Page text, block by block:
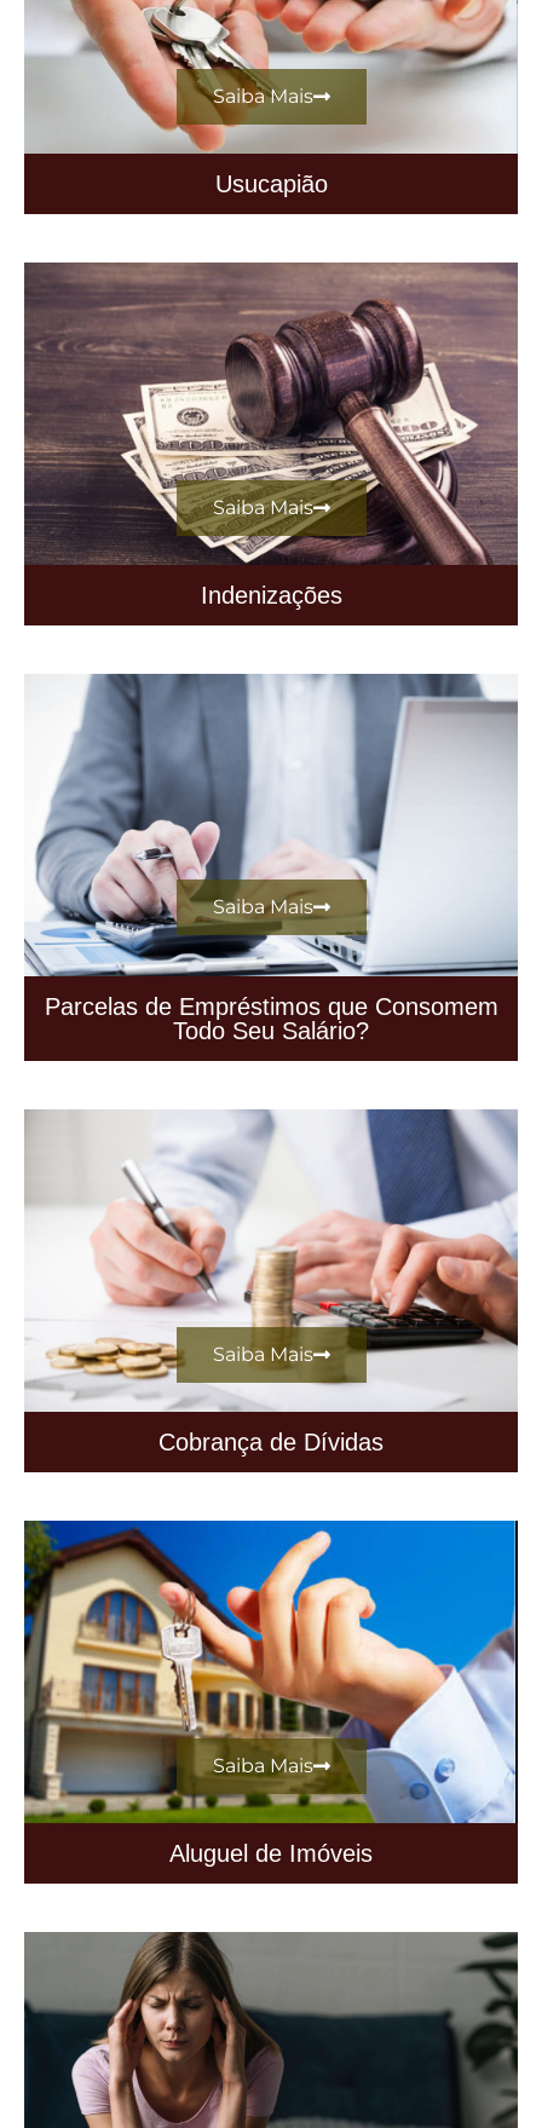
Usucapião
Saiba Mais
Indenizações
Saiba Mais
Parcelas de Empréstimos que Consomem
Todo Seu Salário?
Saiba Mais
Cobrança de Dívidas
Saiba Mais
Aluguel de Imóveis
Saiba Mais